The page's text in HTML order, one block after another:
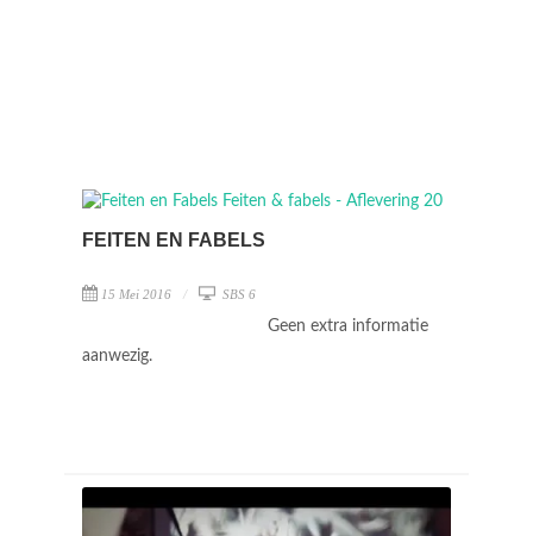
FEITEN EN FABELS
15 Mei 2016 SBS 6
Geen extra informatie
aanwezig.